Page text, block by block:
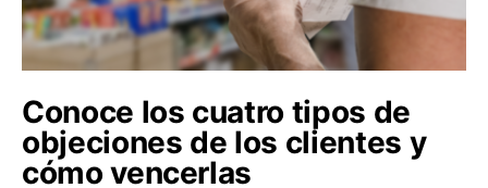
Conoce los cuatro tipos de
objeciones de los clientes y
cómo vencerlas